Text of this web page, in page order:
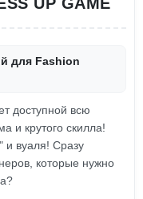
для Fashion
доступной всю
и крутого скилла!
и вуаля! Сразу
которые нужно